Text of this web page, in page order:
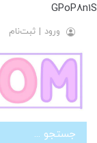
GPoP8n1S
ورود | ثبت‌نام